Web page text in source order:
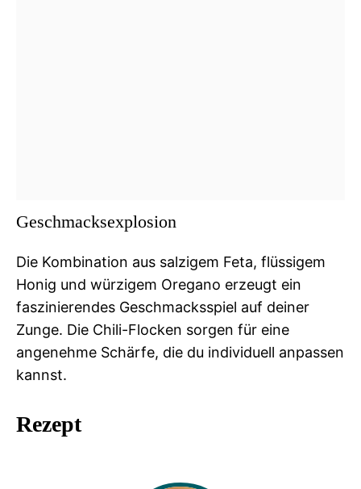
Geschmacksexplosion
Die Kombination aus salzigem Feta, flüssigem
Honig und würzigem Oregano erzeugt ein
faszinierendes Geschmacksspiel auf deiner
Zunge. Die Chili-Flocken sorgen für eine
angenehme Schärfe, die du individuell anpassen
kannst.
Rezept